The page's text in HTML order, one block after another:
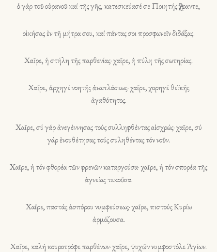
ὁ γάρ τοῦ οὐρανοῦ καί τῆς γῆς, κατεσκεύασέ σε Ποιητής Ἄχραντε,
οἰκήσας ἐν τῆ μήτρα σου, καί πάντας σοι προσφωνεῖν διδάξας.
Χαῖρε, ἡ στήλη τῆς παρθενίας· χαῖρε, ἡ πύλη τῆς σωτηρίας.
Χαῖρε, ἀρχηγέ νοητῆς ἀναπλάσεως· χαῖρε, χορηγέ θεϊκῆς
ἀγαθότητος.
Χαῖρε, σύ γάρ ἀνεγέννησας τούς συλληφθέντας αἰσχρώς· χαῖρε, σύ
γάρ ἐνουθέτησας τούς συληθέντας τόν νοῦν.
Χαῖρε, ἡ τόν φθορέα τῶν φρενῶν καταργούσα· χαῖρε, ἡ τόν σπορέα τῆς
ἁγνείας τεκοῦσα.
Χαῖρε, παστάς ἀσπόρου νυμφεύσεως· χαῖρε, πιστούς Κυρίω
ἁρμόζουσα.
Χαῖρε, καλή κουροτρόφε παρθένων· χαῖρε, ψυχῶν νυμφοστόλε Ἁγίων.